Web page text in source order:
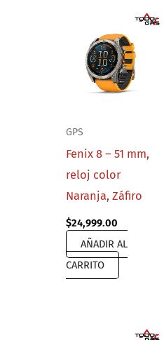
GPS
Fenix 8 – 51 mm,
reloj color
Naranja, Záfiro
$24,999.00
AÑADIR AL
CARRITO